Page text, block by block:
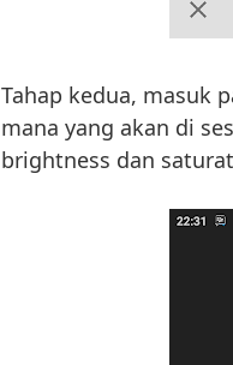
Tahap kedua, masuk
mana yang akan di
brightness dan